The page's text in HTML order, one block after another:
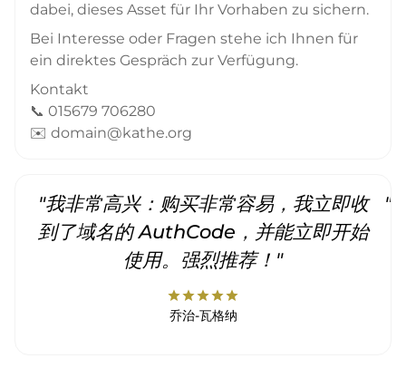
dabei, dieses Asset für Ihr Vorhaben zu sichern.
Bei Interesse oder Fragen stehe ich Ihnen für
ein direktes Gespräch zur Verfügung.
Kontakt
📞 015679 706280
✉️ domain@kathe.org
"我非常高兴：购买非常容易，我立即收
到了域名的 AuthCode，并能立即开始
使用。强烈推荐！"
starstarstarstarstar
乔治-瓦格纳
"